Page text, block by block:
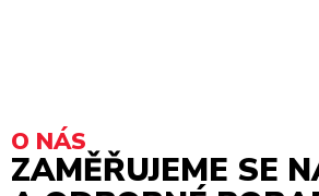
O NÁS
ZAMĚŘUJEME SE